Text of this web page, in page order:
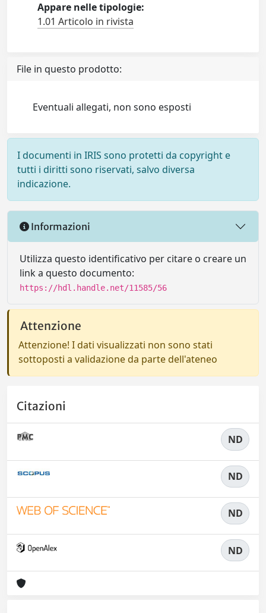
Appare nelle tipologie:
1.01 Articolo in rivista
File in questo prodotto:
Eventuali allegati, non sono esposti
I documenti in IRIS sono protetti da copyright e
tutti i diritti sono riservati, salvo diversa
indicazione.
Informazioni
Utilizza questo identificativo per citare o creare un
link a questo documento:
https://hdl.handle.net/11585/56
Attenzione
Attenzione! I dati visualizzati non sono stati
sottoposti a validazione da parte dell'ateneo
Citazioni
ND
ND
ND
ND